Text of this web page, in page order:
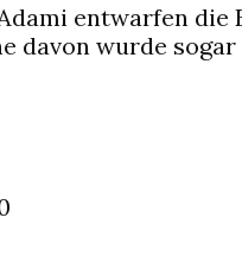
entwarfen
davon wurde